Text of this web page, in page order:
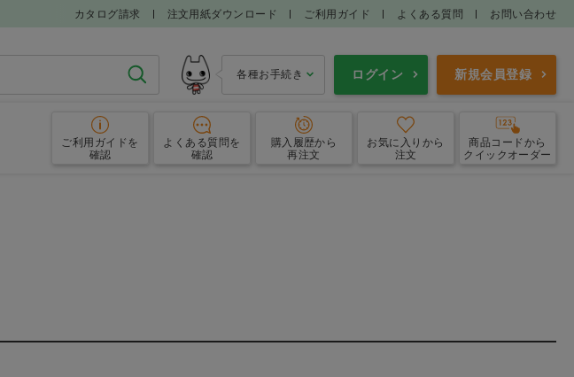
カタログ請求 注文用紙ダウンロード ご利用ガイド よくある質問 お問い合わせ
検索 各種お手続き ログイン 新規会員登録
ご利用ガイド を
確認
よくある質問を
確認
購入履歴から
再注文
お気に入り から
注文
商品コードから
クイックオーダー